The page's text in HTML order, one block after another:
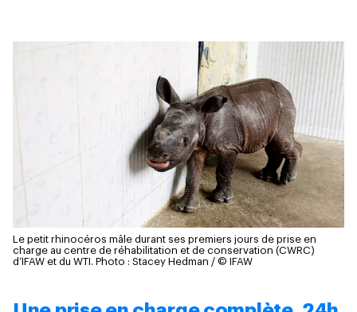
Le petit rhinocéros mâle durant ses premiers jours de prise en
charge au centre de réhabilitation et de conservation (CWRC)
d’IFAW et du WTI. Photo : Stacey Hedman / © IFAW